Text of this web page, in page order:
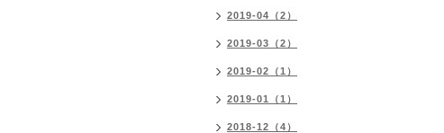
2019-04（2）
2019-03（2）
2019-02（1）
2019-01（1）
2018-12（4）